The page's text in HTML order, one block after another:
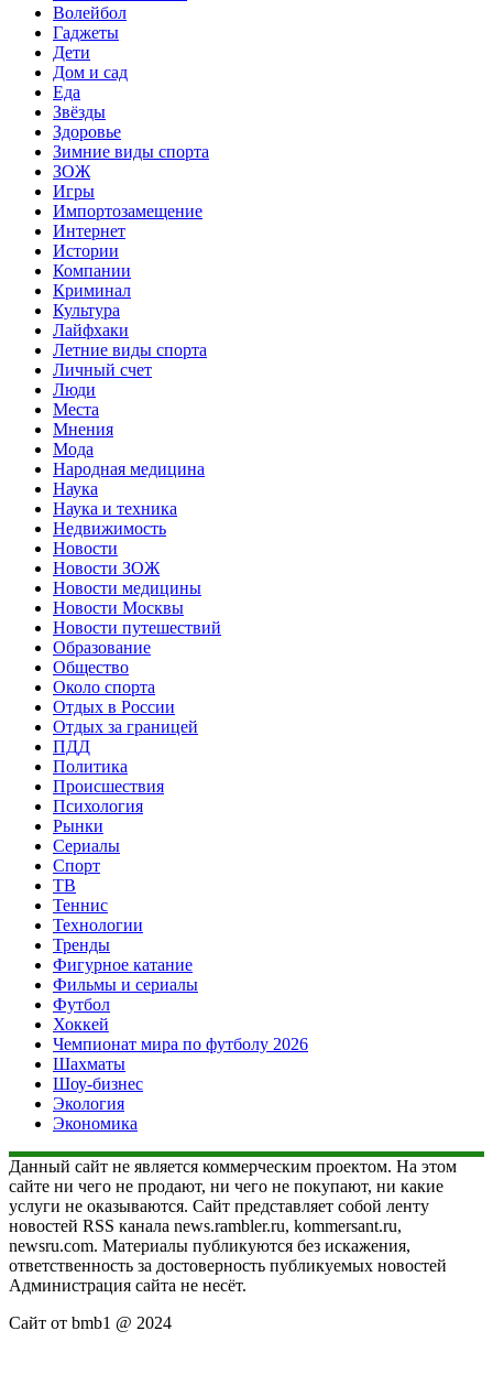
Волейбол
Гаджеты
Дети
Дом и сад
Еда
Звёзды
Здоровье
Зимние виды спорта
ЗОЖ
Игры
Импортозамещение
Интернет
Истории
Компании
Криминал
Культура
Лайфхаки
Летние виды спорта
Личный счет
Люди
Места
Мнения
Мода
Народная медицина
Наука
Наука и техника
Недвижимость
Новости
Новости ЗОЖ
Новости медицины
Новости Москвы
Новости путешествий
Образование
Общество
Около спорта
Отдых в России
Отдых за границей
ПДД
Политика
Происшествия
Психология
Рынки
Сериалы
Спорт
ТВ
Теннис
Технологии
Тренды
Фигурное катание
Фильмы и сериалы
Футбол
Хоккей
Чемпионат мира по футболу 2026
Шахматы
Шоу-бизнес
Экология
Экономика
Данный сайт не является коммерческим проектом. На этом
сайте ни чего не продают, ни чего не покупают, ни какие
услуги не оказываются. Сайт представляет собой ленту
новостей RSS канала news.rambler.ru, kommersant.ru,
newsru.com. Материалы публикуются без искажения,
ответственность за достоверность публикуемых новостей
Администрация сайта не несёт.
Сайт от bmb1 @ 2024